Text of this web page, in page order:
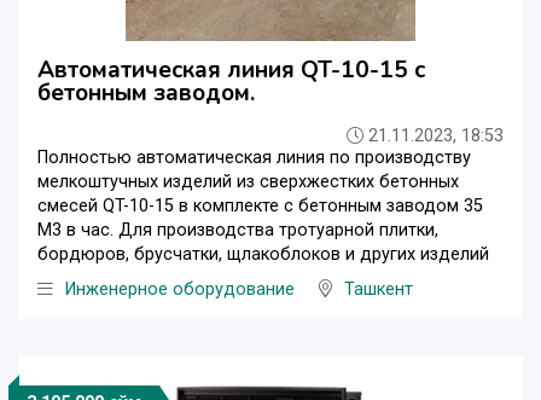
Автоматическая линия QT-10-15 с
бетонным заводом.
21.11.2023, 18:53
Полностью автоматическая линия по производству
мелкоштучных изделий из сверхжестких бетонных
смесей QT-10-15 в комплекте с бетонным заводом 35
М3 в час. Для производства тротуарной плитки,
бордюров, брусчатки, щлакоблоков и других изделий
Инженерное оборудование
Ташкент